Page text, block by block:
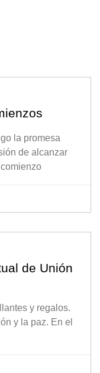
la promesa
de alcanzar
de Unión
y regalos.
y la paz. En el